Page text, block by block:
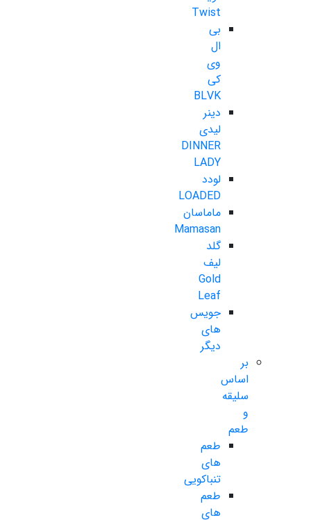
Twist
بی
ال
وی
کی
BLVK
دینر
لیدی
DINNER
LADY
لودد
LOADED
ماماسان
Mamasan
گلد
لیف
Gold
Leaf
جویس
های
دیگر
بر
اساس
سلیقه
و
طعم
طعم
های
تنباکویی
طعم
های